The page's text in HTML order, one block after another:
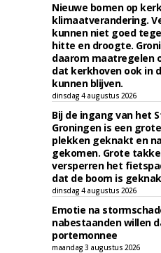
Nieuwe bomen op
klimaatverandering.
kunnen niet goed
hitte en droogte.
daarom maatregelen
dat kerkhoven ook in
kunnen blijven.
dinsdag 4 augustus 2026
Bij de ingang van het
Groningen is een
plekken geknakt en
gekomen. Grote
versperren het
dat de boom is
dinsdag 4 augustus 2026
Emotie na
nabestaanden willen
portemonnee
maandag 3 augustus 2026